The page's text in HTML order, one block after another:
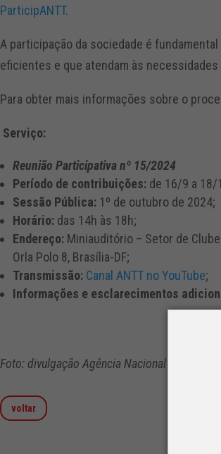
ParticipANTT.
A participação da sociedade é
eficientes e que atendam às
Para obter mais informações sobre o
Serviço:
Reunião Participativa nº 15/2024
Período de contribuições: de 16/9 a 18/
Sessão Pública: 1º de outubro de 2024;
Horário: das 14h às 18h;
Endereço: Miniauditório – Setor de
Orla Polo 8, Brasília-DF;
Transmissão: Canal ANTT no YouTube;
Informações e esclarecimentos
Foto: divulgação Agência Nacional de
voltar